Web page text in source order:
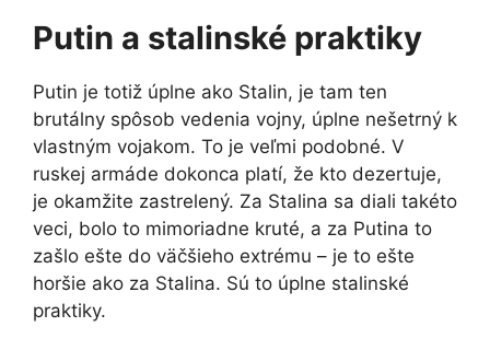
Putin a stalinské praktiky
Putin je totiž úplne ako Stalin, je tam ten
brutálny spôsob vedenia vojny, úplne nešetrný k
vlastným vojakom. To je veľmi podobné. V
ruskej armáde dokonca platí, že kto dezertuje,
je okamžite zastrelený. Za Stalina sa diali takéto
veci, bolo to mimoriadne kruté, a za Putina to
zašlo ešte do väčšieho extrému – je to ešte
horšie ako za Stalina. Sú to úplne stalinské
praktiky.